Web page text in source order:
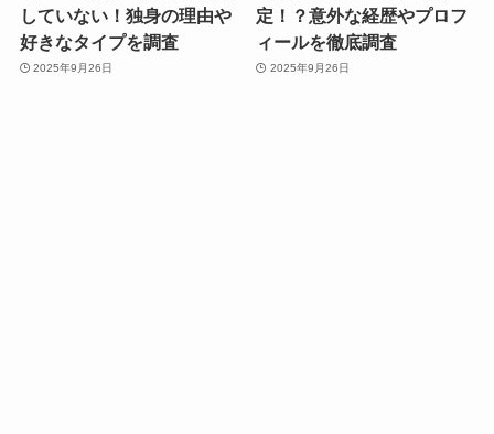
していない！独身の理由や
好きなタイプを調査
2025年9月26日
定！？意外な経歴やプロフ
ィールを徹底調査
2025年9月26日